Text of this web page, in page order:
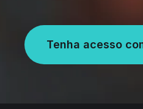
Tenha acesso